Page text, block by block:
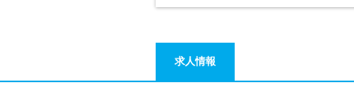
求人情報